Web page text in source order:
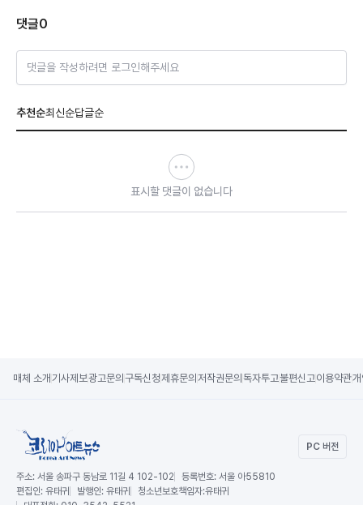
댓글0
댓글을 작성하려면 로그인해주세요
추천순최신순답글순
표시할 댓글이 없습니다
매체 소개 기사제보광고문의 구독신청제휴문의 저작권문의 독자투고불편신고이용약관
PC 버전
주소: 서울 송파구 동남로 11길 4 102-102 등록번호: 서울 아55810
편집인: 유태귀 발행인: 유태귀 청소년보호책임자:유태귀